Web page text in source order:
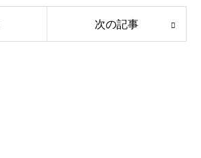
次の記事